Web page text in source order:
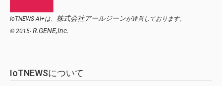
IoTNEWS AI+は、 株式会社アールジーンが運営しております。
© 2015- R.GENE,Inc.
IoTNEWSについて